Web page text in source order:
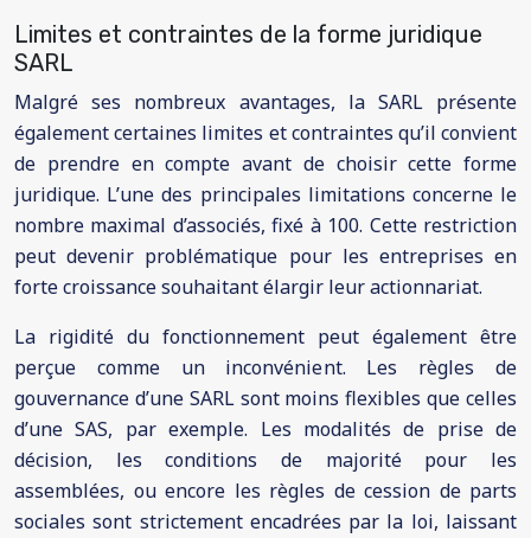
Limites et contraintes de la forme juridique
SARL
Malgré ses nombreux avantages, la SARL présente
également certaines limites et contraintes qu’il convient
de prendre en compte avant de choisir cette forme
juridique. L’une des principales limitations concerne le
nombre maximal d’associés, fixé à 100. Cette restriction
peut devenir problématique pour les entreprises en
forte croissance souhaitant élargir leur actionnariat.
La rigidité du fonctionnement peut également être
perçue comme un inconvénient. Les règles de
gouvernance d’une SARL sont moins flexibles que celles
d’une SAS, par exemple. Les modalités de prise de
décision, les conditions de majorité pour les
assemblées, ou encore les règles de cession de parts
sociales sont strictement encadrées par la loi, laissant